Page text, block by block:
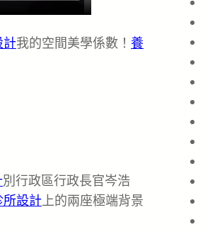
計我的空間美學係數！ 養
別行政區行政長官岑浩
所設計上的兩座極端背景